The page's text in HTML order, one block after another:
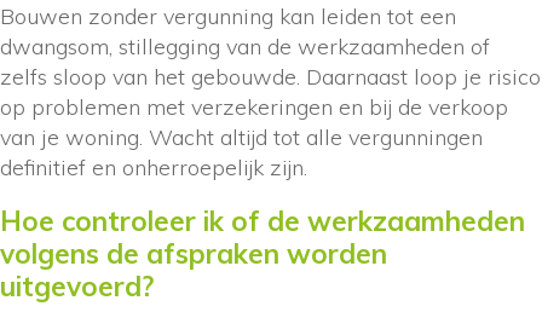
Bouwen zonder vergunning kan leiden tot een
dwangsom, stillegging van de werkzaamheden of
zelfs sloop van het gebouwde. Daarnaast loop je risico
op problemen met verzekeringen en bij de verkoop
van je woning. Wacht altijd tot alle vergunningen
definitief en onherroepelijk zijn.
Hoe controleer ik of de werkzaamheden
volgens de afspraken worden
uitgevoerd?